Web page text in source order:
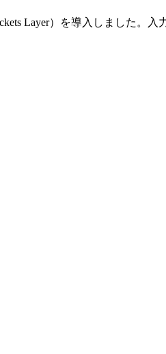
Layer）を導入しました。